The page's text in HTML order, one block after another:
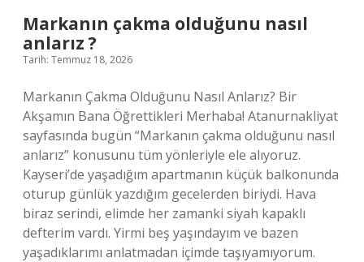
Markanın çakma olduğunu nasıl
anlarız ?
Tarih: Temmuz 18, 2026
Markanın Çakma Olduğunu Nasıl Anlarız? Bir
Akşamın Bana Öğrettikleri Merhaba! Atanurnakliyat
sayfasında bugün “Markanın çakma olduğunu nasıl
anlarız” konusunu tüm yönleriyle ele alıyoruz.
Kayseri’de yaşadığım apartmanın küçük balkonunda
oturup günlük yazdığım gecelerden biriydi. Hava
biraz serindi, elimde her zamanki siyah kapaklı
defterim vardı. Yirmi beş yaşındayım ve bazen
yaşadıklarımı anlatmadan içimde taşıyamıyorum.